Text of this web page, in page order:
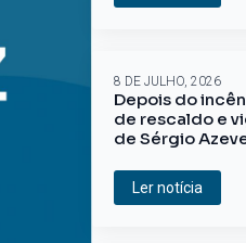
Depois do
de rescaldo e
de Sérgio
8 DE JULHO, 2026
Ler notícia